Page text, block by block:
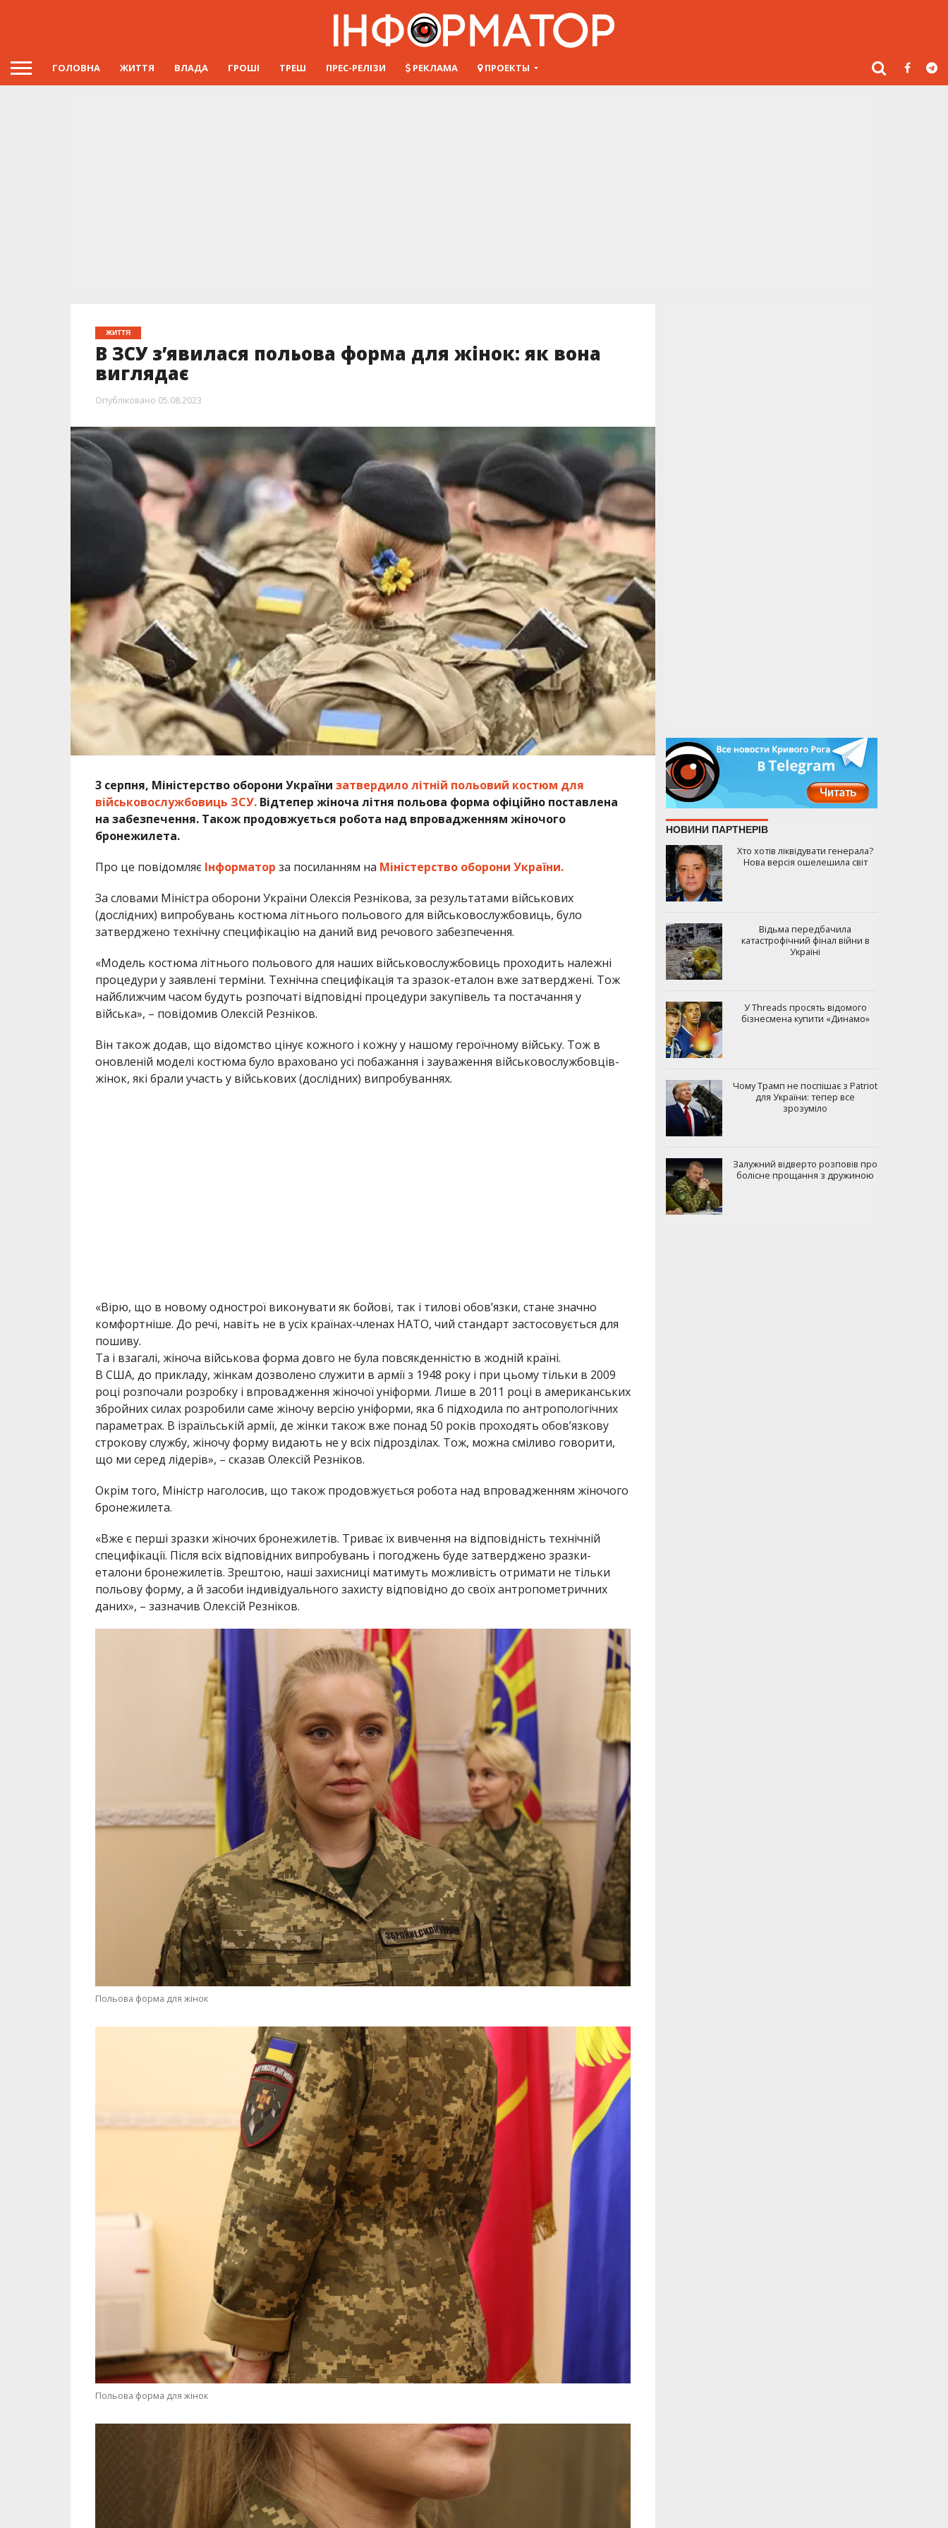
ГОЛОВНА ЖИТТЯ ВЛАДА ГРОШІ ТРЕШ ПРЕС-РЕЛІЗИ РЕКЛАМА ПРОЕКТЫ
ЖИТТЯ
В ЗСУ з’явилася польова форма для жінок: як вона
виглядає
Опубліковано 05.08.2023
3 серпня, Міністерство оборони України затвердило літній польовий костюм для
військовослужбовиць ЗСУ.Відтепер жіноча літня польова форма офіційно поставлена
на забезпечення. Також продовжується робота над впровадженням жіночого
бронежилета.
Про це повідомляє Інформатор за посиланням на Міністерство оборони України.
За словами Міністра оборони України Олексія Резнікова, за результатами військових
(дослідних) випробувань костюма літнього польового для військовослужбовиць, було
затверджено технічну специфікацію на даний вид речового забезпечення.
«Модель костюма літнього польового для наших військовослужбовиць проходить належні
процедури у заявлені терміни. Технічна специфікація та зразок-еталон вже затверджені. Тож
найближчим часом будуть розпочаті відповідні процедури закупівель та постачання у
війська», – повідомив Олексій Резніков.
Він також додав, що відомство цінує кожного і кожну у нашому героїчному війську. Тож в
оновленій моделі костюма було враховано усі побажання і зауваження військовослужбовців-
жінок, які брали участь у військових (дослідних) випробуваннях.
«Вірю, що в новому однострої виконувати як бойові, так і тилові обов’язки, стане значно
комфортніше. До речі, навіть не в усіх країнах-членах НАТО, чий стандарт застосовується для
пошиву.
Та і взагалі, жіноча військова форма довго не була повсякденністю в жодній країні.
В США, до прикладу, жінкам дозволено служити в армії з 1948 року і при цьому тільки в 2009
році розпочали розробку і впровадження жіночої уніформи. Лише в 2011 році в американських
збройних силах розробили саме жіночу версію уніформи, яка б підходила по антропологічних
параметрах. В ізраїльській армії, де жінки також вже понад 50 років проходять обов’язкову
строкову службу, жіночу форму видають не у всіх підрозділах. Тож, можна сміливо говорити,
що ми серед лідерів», – сказав Олексій Резніков.
Окрім того, Міністр наголосив, що також продовжується робота над впровадженням жіночого
бронежилета.
«Вже є перші зразки жіночих бронежилетів. Триває їх вивчення на відповідність технічній
специфікації. Після всіх відповідних випробувань і погоджень буде затверджено зразки-
еталони бронежилетів. Зрештою, наші захисниці матимуть можливість отримати не тільки
польову форму, а й засоби індивідуального захисту відповідно до своїх антропометричних
даних», – зазначив Олексій Резніков.
Польова форма для жінок
Польова форма для жінок